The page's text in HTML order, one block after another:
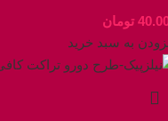
تومان
به سبد خرید